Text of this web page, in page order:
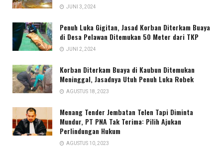
JUNI 3, 2024
Penuh Luka Gigitan, Jasad Korban Diterkam Buaya
di Desa Pelawan Ditemukan 50 Meter dari TKP
JUNI 2, 2024
Korban Diterkam Buaya di Kaubun Ditemukan
Meninggal, Jasadnya Utuh Penuh Luka Robek
AGUSTUS 18, 2023
Menang Tender Jembatan Telen Tapi Diminta
Mundur, PT PNA Tak Terima: Pilih Ajukan
Perlindungan Hukum
AGUSTUS 10, 2023